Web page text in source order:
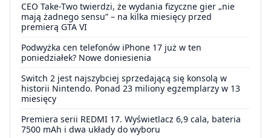
CEO Take-Two twierdzi, że wydania fizyczne gier „nie
mają żadnego sensu” – na kilka miesięcy przed
premierą GTA VI
Podwyżka cen telefonów iPhone 17 już w ten
poniedziałek? Nowe doniesienia
Switch 2 jest najszybciej sprzedającą się konsolą w
historii Nintendo. Ponad 23 miliony egzemplarzy w 13
miesięcy
Premiera serii REDMI 17. Wyświetlacz 6,9 cala, bateria
7500 mAh i dwa układy do wyboru